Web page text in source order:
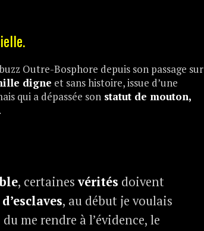
Outre-Bosphore depuis son passage sur
digne et sans histoire, issue d’une
qui a dépassée son statut de mouton,
.
, certainesvérités doivent
, au début je voulais
me rendre à l’évidence, le